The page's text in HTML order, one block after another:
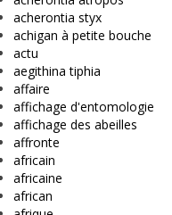
acherontia styx
achigan à petite bouche
actu
aegithina tiphia
affaire
affichage d'entomologie
affichage des abeilles
affronte
africain
africaine
african